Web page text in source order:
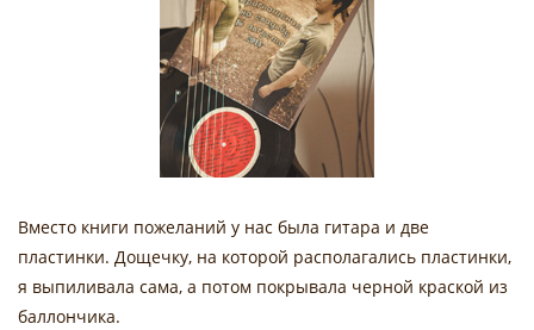
Вместо книги пожеланий у нас была гитара и две
пластинки. Дощечку, на которой располагались пластинки,
я выпиливала сама, а потом покрывала черной краской из
баллончика.